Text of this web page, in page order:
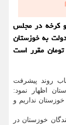
و کرخه در مجلس
به خوزستان
36 هزار میلیارد تومان مقرر است
روند پیشرفت
اظهار نمود:
نداریم و
خوزستان در